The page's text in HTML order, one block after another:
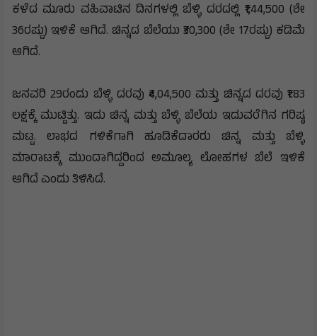
ಕಳೆದ ಮೂರು ವಹಿವಾಟಿನ ದಿನಗಳಲ್ಲಿ ಬೆಳ್ಳಿ ದರದಲ್ಲಿ ₹1,44,500 (ಶೇ
36ರಷ್ಟು) ಇಳಿಕೆ ಆಗಿದೆ. ಚಿನ್ನದ ಬೆಲೆಯು ₹30,300 (ಶೇ 17ರಷ್ಟು) ಕಡಿಮೆ
ಆಗಿದೆ.
ಜನವರಿ 29ರಂದು ಬೆಳ್ಳಿ ದರವು ₹4,04,500 ಮತ್ತು ಚಿನ್ನದ ದರವು ₹1.83
ಲಕ್ಷಕ್ಕೆ ಮುಟ್ಟಿತ್ತು. ಇದು ಚಿನ್ನ ಮತ್ತು ಬೆಳ್ಳಿ ಬೆಲೆಯ ಇದುವರೆಗಿನ ಗರಿಷ್ಠ
ಮಟ್ಟ. ಲಾಭದ ಗಳಿಕೆಗಾಗಿ ಹೂಡಿಕೆದಾರರು ಚಿನ್ನ ಮತ್ತು ಬೆಳ್ಳಿ
ಮಾರಾಟಕ್ಕೆ ಮುಂದಾಗಿದ್ದರಿಂದ ಅಮೂಲ್ಯ ಲೋಹಗಳ ಬೆಲೆ ಇಳಿಕೆ
ಆಗಿದೆ ಎಂದು ತಿಳಿಸಿದೆ.